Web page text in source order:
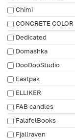
Chimi
CONCRETE COLOR
Dedicated
Domashka
DooDooStudio
Eastpak
ELLIKER
FAB сandles
FalafelBooks
Fjallraven